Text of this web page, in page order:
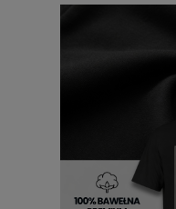
każdy, kto zna się na
– Świetny prezent w
Idealna na urodziny,
satysfakcji – dla
– Szacunek na dzielni
Ten wzór wywoła
prawdziwa pasja. A dla
doskonała okazja, żeby